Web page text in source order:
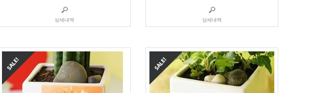
상세내역 상세내역